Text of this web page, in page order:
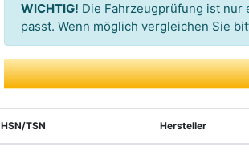
WICHTIG! Die Fahrzeugprüfung ist nur
passt. Wenn möglich vergleichen Sie
HSN/TSN Hersteller